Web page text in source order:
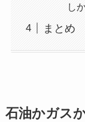
し
まとめ
石油かガス